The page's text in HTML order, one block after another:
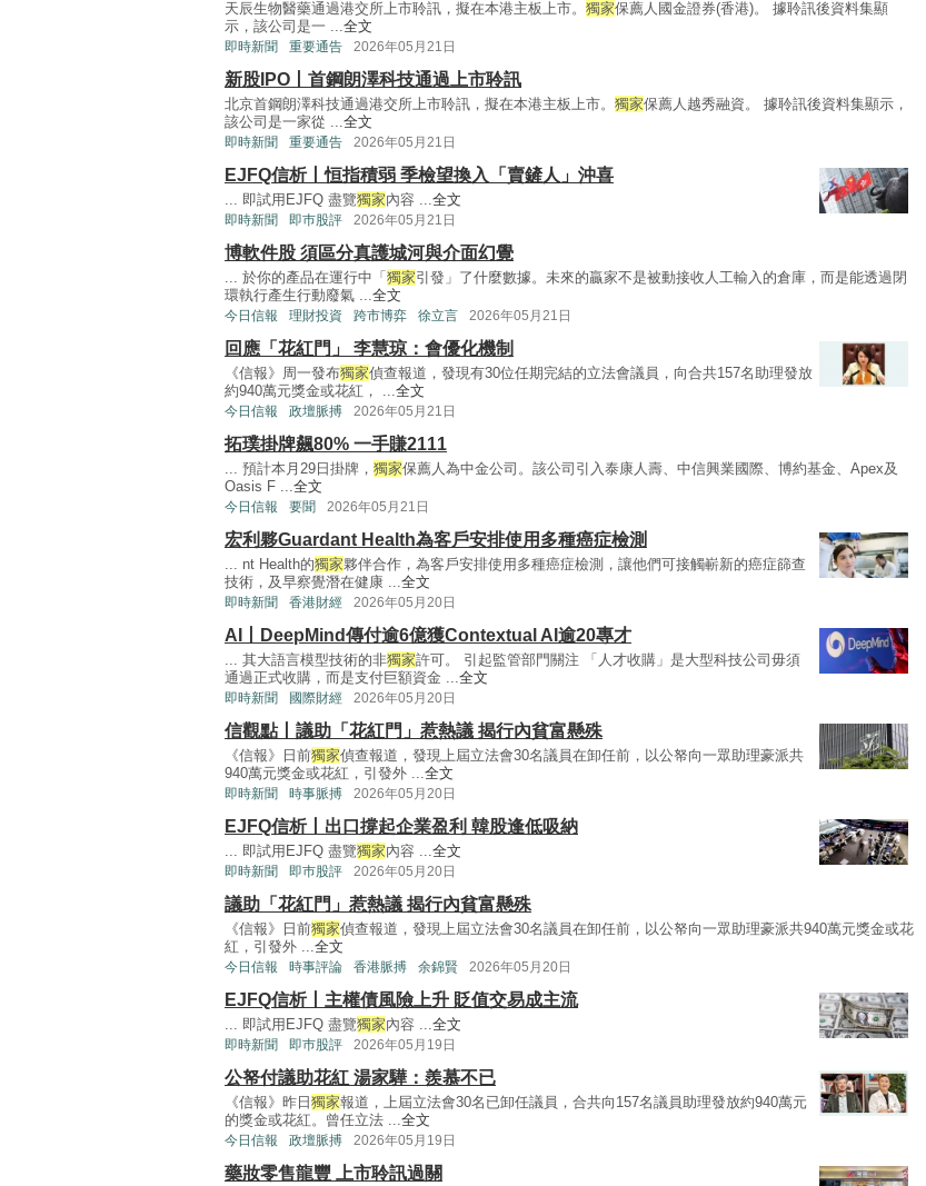
天辰生物醫藥通過港交所上市聆訊，擬在本港主板上市。 獨家保薦人國金證券(香港)。 據聆訊後資料集顯
示，該公司是一 ... 全文
即時新聞 重要通告 2026年05月21日
新股IPO丨首鋼朗澤科技通過上市聆訊
北京首鋼朗澤科技通過港交所上市聆訊，擬在本港主板上市。 獨家保薦人越秀融資。 據聆訊後資料集顯示，
該公司是一家從 ... 全文
即時新聞 重要通告 2026年05月21日
EJFQ信析丨恒指積弱 季檢望換入「賣鏟人」沖喜
... 即試用EJFQ 盡覽獨家內容 ... 全文
即時新聞 即巿股評 2026年05月21日
博軟件股 須區分真護城河與介面幻覺
... 於你的產品在運行中「獨家引發」了什麼數據。未來的贏家不是被動接收人工輸入的倉庫，而是能透過閉
環執行產生行動廢氣 ... 全文
今日信報 理財投資 跨市博弈 徐立言 2026年05月21日
回應「花紅門」 李慧琼：會優化機制
《信報》周一發布獨家偵查報道，發現有30位任期完結的立法會議員，向合共157名助理發放
約940萬元獎金或花紅， ... 全文
今日信報 政壇脈搏 2026年05月21日
拓璞掛牌飆80% 一手賺2111
... 預計本月29日掛牌， 獨家保薦人為中金公司。該公司引入泰康人壽、中信興業國際、博約基金、Apex及
Oasis F ... 全文
今日信報 要聞 2026年05月21日
宏利夥Guardant Health為客戶安排使用多種癌症檢測
... nt Health的獨家夥伴合作，為客戶安排使用多種癌症檢測，讓他們可接觸嶄新的癌症篩查
技術，及早察覺潛在健康 ... 全文
即時新聞 香港財經 2026年05月20日
AI丨DeepMind傳付逾6億獲Contextual AI逾20專才
... 其大語言模型技術的非獨家許可。 引起監管部門關注 「人才收購」是大型科技公司毋須
通過正式收購，而是支付巨額資金 ... 全文
即時新聞 國際財經 2026年05月20日
信觀點丨議助「花紅門」惹熱議 揭行內貧富懸殊
《信報》日前獨家偵查報道，發現上屆立法會30名議員在卸任前，以公帑向一眾助理豪派共
940萬元獎金或花紅，引發外 ... 全文
即時新聞 時事脈搏 2026年05月20日
EJFQ信析丨出口撐起企業盈利 韓股逢低吸納
... 即試用EJFQ 盡覽獨家內容 ... 全文
即時新聞 即巿股評 2026年05月20日
議助「花紅門」惹熱議 揭行內貧富懸殊
《信報》日前獨家偵查報道，發現上屆立法會30名議員在卸任前，以公帑向一眾助理豪派共940萬元獎金或花
紅，引發外 ... 全文
今日信報 時事評論 香港脈搏 余錦賢 2026年05月20日
EJFQ信析丨主權債風險上升 貶值交易成主流
... 即試用EJFQ 盡覽獨家內容 ... 全文
即時新聞 即巿股評 2026年05月19日
公帑付議助花紅 湯家驊：羨慕不已
《信報》昨日獨家報道，上屆立法會30名已卸任議員，合共向157名議員助理發放約940萬元
的獎金或花紅。曾任立法 ... 全文
今日信報 政壇脈搏 2026年05月19日
藥妝零售龍豐 上市聆訊過關